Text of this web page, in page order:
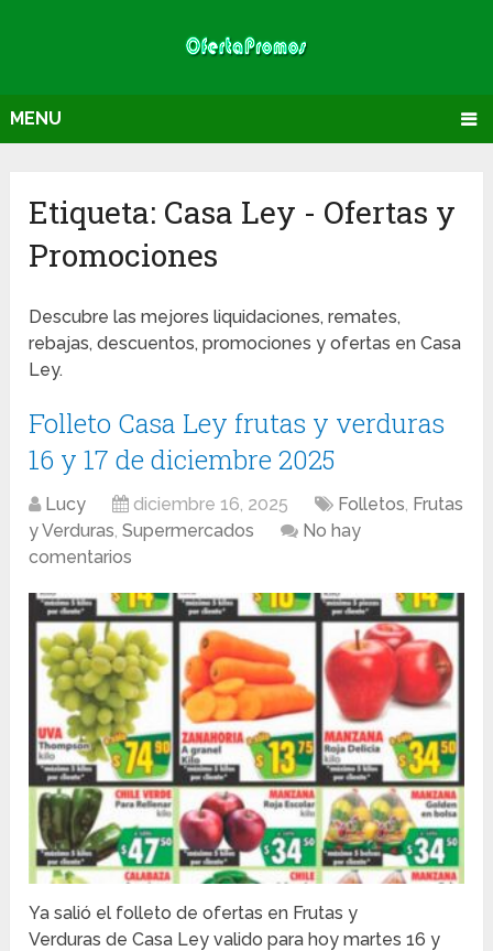
MENU
Etiqueta: Casa Ley - Ofertas y
Promociones
Descubre las mejores liquidaciones, remates,
rebajas, descuentos, promociones y ofertas en Casa
Ley.
Folleto Casa Ley frutas y verduras
16 y 17 de diciembre 2025
Lucy diciembre 16, 2025 Folletos, Frutas
y Verduras,Supermercados
No hay
comentarios
Ya salió el folleto de ofertas en Frutas y
Verduras de Casa Ley valido para hoy martes 16 y